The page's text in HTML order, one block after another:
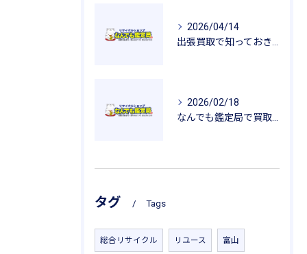
2026/04/14
2026/02/18
タグ Tags
総合リサイクル リユース 富山